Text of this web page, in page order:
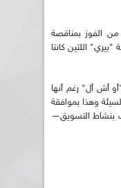
من الفوز بمناقصة
"بيري" اللتين كانتا
أش أل" رغم أنها
وهذا بموافقة
بنشاط التسويق—